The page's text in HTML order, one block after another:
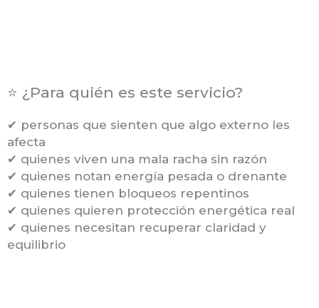
⭐ ¿Para quién es este servicio?
✔ personas que sienten que algo externo les
afecta
✔ quienes viven una mala racha sin razón
✔ quienes notan energía pesada o drenante
✔ quienes tienen bloqueos repentinos
✔ quienes quieren protección energética real
✔ quienes necesitan recuperar claridad y
equilibrio